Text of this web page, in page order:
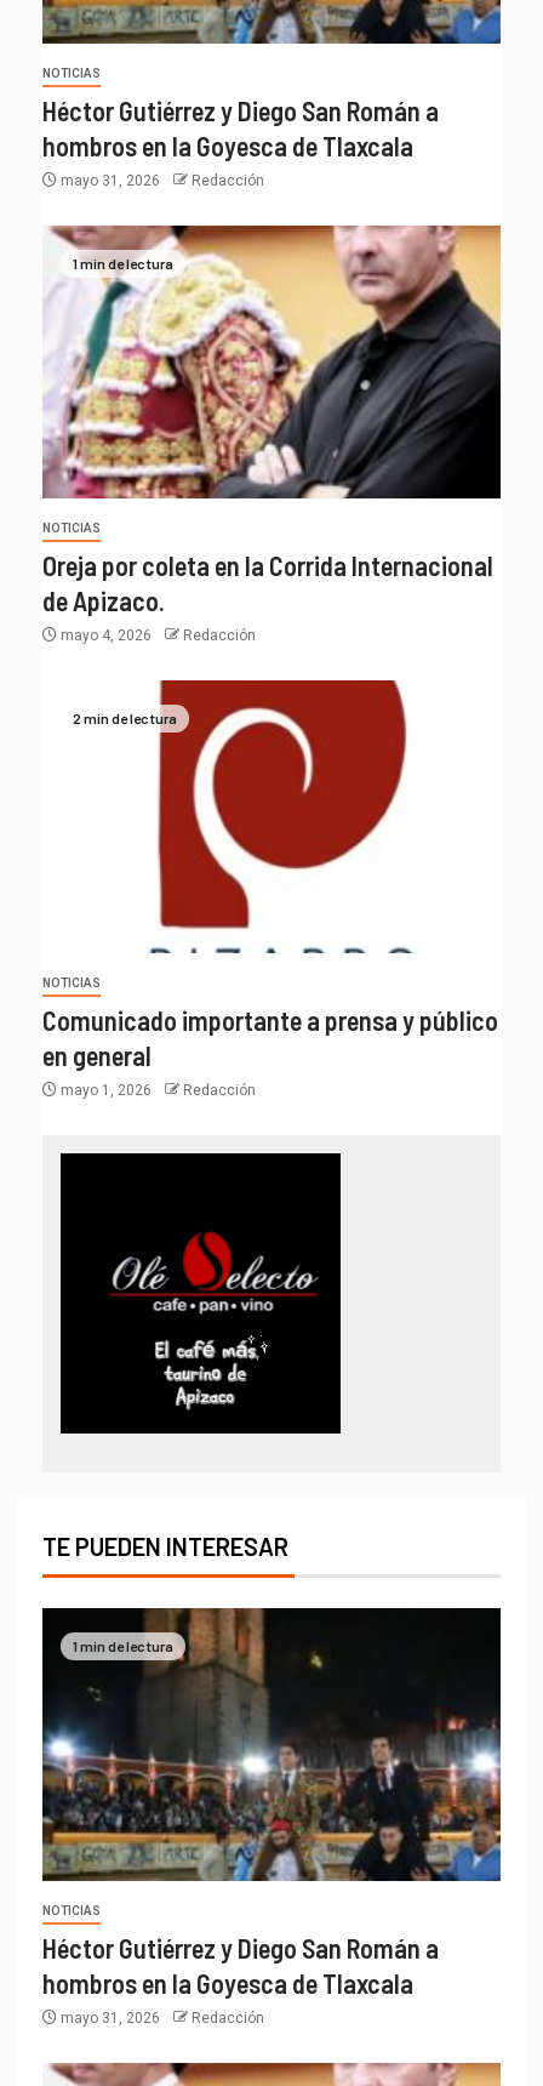
NOTICIAS
Héctor Gutiérrez y Diego San Román a
hombros en la Goyesca de Tlaxcala
mayo 31, 2026 Redacción
1 min de lectura
NOTICIAS
Oreja por coleta en la Corrida Internacional
de Apizaco.
mayo 4, 2026 Redacción
2 min de lectura
NOTICIAS
Comunicado importante a prensa y público
en general
mayo 1, 2026 Redacción
TE PUEDEN INTERESAR
1 min de lectura
NOTICIAS
Héctor Gutiérrez y Diego San Román a
hombros en la Goyesca de Tlaxcala
mayo 31, 2026 Redacción